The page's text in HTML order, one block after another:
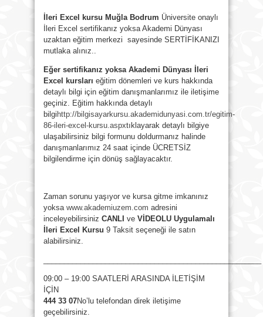
İleri Excel kursu Muğla Bodrum Üniversite onaylı
İleri Excel sertifikanız yoksa Akademi Dünyası
uzaktan eğitim merkezi sayesinde SERTİFİKANIZI
mutlaka alınız..
Eğer sertifikanız yoksa Akademi Dünyası
İleri
Excel
kursları eğitim dönemleri ve kurs hakkında
detaylı bilgi için eğitim danışmanlarımız ile iletişime
geçiniz. Eğitim hakkında detaylı
bilgi http://bilgisayarkursu.akademidunyasi.com.tr/egitim-
86-ileri-excel-kursu.aspxtıklayarak detaylı bilgiye
ulaşabilirsiniz bilgi formunu doldurmanız halinde
danışmanlarımız 24 saat içinde ÜCRETSİZ
bilgilendirme için dönüş sağlayacaktır.
Zaman sorunu yaşıyor ve kursa gitme imkanınız
yoksa www.akademiuzem.com adresini
inceleyebilirsiniz CANLI ve VİDEOLU Uygulamalı
İleri Excel Kursu 9 Taksit seçeneği ile satın
alabilirsiniz.
09:00 – 19:00 SAATLERİ ARASINDA İLETİŞİM
İÇİN
444 33 07No’lu telefondan direk iletişime
geçebilirsiniz.